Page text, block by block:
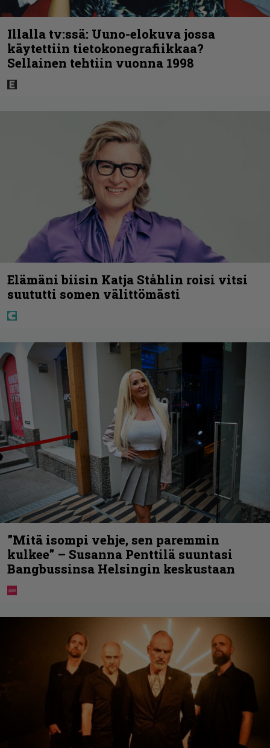
Illalla tv:ssä: Uuno-elokuva jossa
käytettiin tietokonegrafiikkaa?
Sellainen tehtiin vuonna 1998
Elämäni biisin Katja Ståhlin roisi vitsi
suututti somen välittömästi
”Mitä isompi vehje, sen paremmin
kulkee” – Susanna Penttilä suuntasi
Bangbussinsa Helsingin keskustaan